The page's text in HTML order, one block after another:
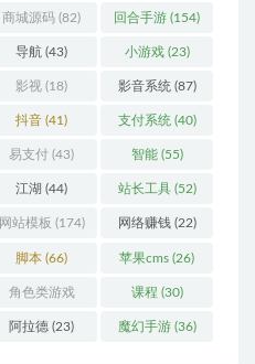
商城源码 (82) 回合手游 (154)
导航 (43) 小游戏(23)
影视 (18) 影音系统 (87)
抖音 (41) 支付系统 (40)
易支付 (43) 智能(55)
江湖 (44) 站长工具(52)
网站模板 (174) 网络赚钱(22)
脚本 (66) 苹果cms (26)
角色类游戏
(306)
课程 (30)
阿拉德 (23) 魔幻手游(36)